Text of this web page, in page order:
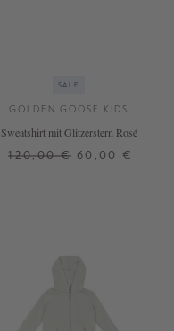
SALE
GOLDEN GOOSE KIDS
Sweatshirt mit Glitzerstern Rosé
120,00 € 60,00 €